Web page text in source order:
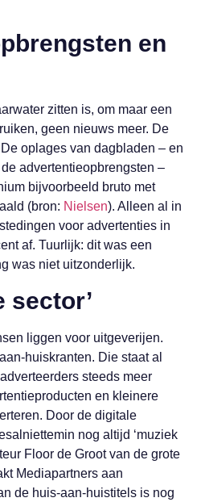
en
zitten is, om maar een
geen nieuws meer. De
oplages van dagbladen – en
advertentieopbrengsten –
bijvoorbeeld bruto met
(bron: Nielsen). Alleen al in
voor advertenties in
af. Tuurlijk: dit was een
was niet uitzonderlijk.
sector’
liggen voor uitgeverijen.
huiskranten. Die staat al
steeds meer
en kleinere
Door de digitale
nog altijd ‘muziek
Floor de Groot van de grote
Mediapartners aan
de huis-aan-huistitels is nog